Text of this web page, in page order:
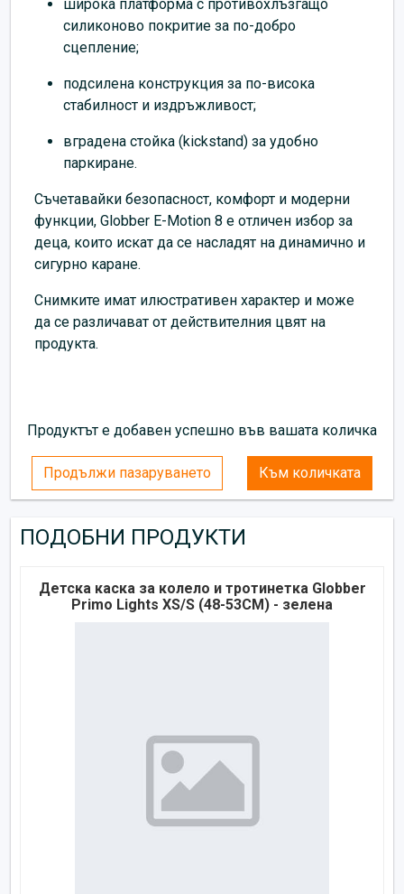
широка платформа с противохлъзгащо
силиконово покритие за по-добро
сцепление;
подсилена конструкция за по-висока
стабилност и издръжливост;
вградена стойка (kickstand) за удобно
паркиране.
Съчетавайки безопасност, комфорт и модерни
функции, Globber E-Motion 8 е отличен избор за
деца, които искат да се насладят на динамично и
сигурно каране.
Снимките имат илюстративен характер и може
да се различават от действителния цвят на
продукта.
Продуктът е добавен успешно във вашата количка
Продължи пазаруването Към количката
ПОДОБНИ ПРОДУКТИ
Детска каска за колело и тротинетка Globber
Primo Lights XS/S (48-53CM) - зелена